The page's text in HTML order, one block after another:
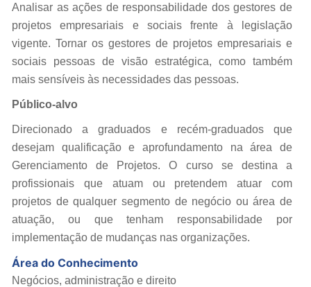
Analisar as ações de responsabilidade dos gestores de
projetos empresariais e sociais frente à legislação
vigente. Tornar os gestores de projetos empresariais e
sociais pessoas de visão estratégica, como também
mais sensíveis às necessidades das pessoas.
Público-alvo
Direcionado a graduados e recém-graduados que
desejam qualificação e aprofundamento na área de
Gerenciamento de Projetos. O curso se destina a
profissionais que atuam ou pretendem atuar com
projetos de qualquer segmento de negócio ou área de
atuação, ou que tenham responsabilidade por
implementação de mudanças nas organizações.
Área do Conhecimento
Negócios, administração e direito